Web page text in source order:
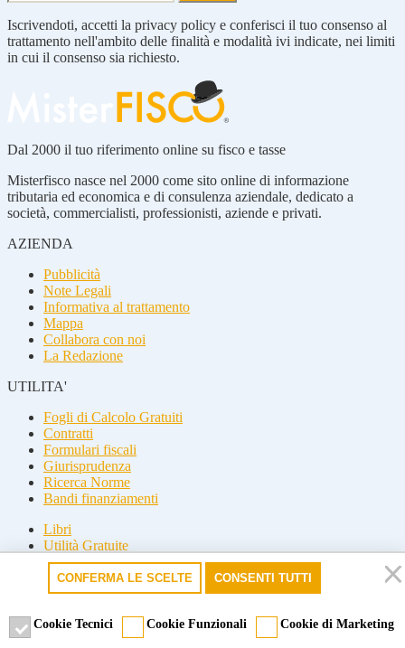
Iscrivendoti, accetti la privacy policy e conferisci il tuo consenso al
trattamento nell'ambito delle finalità e modalità ivi indicate, nei limiti
in cui il consenso sia richiesto.
Dal 2000 il tuo riferimento online su fisco e tasse
Misterfisco nasce nel 2000 come sito online di informazione
tributaria ed economica e di consulenza aziendale, dedicato a
società, commercialisti, professionisti, aziende e privati.
AZIENDA
Pubblicità
Note Legali
Informativa al trattamento
Mappa
Collabora con noi
La Redazione
UTILITA'
Fogli di Calcolo Gratuiti
Contratti
Formulari fiscali
Giurisprudenza
Ricerca Norme
Bandi finanziamenti
Libri
Utilità Gratuite
Guide fiscali
Seguici
Seguici
CONFERMA LE SCELTE CONSENTI TUTTI
Cookie Tecnici Cookie Funzionali Cookie di Marketing